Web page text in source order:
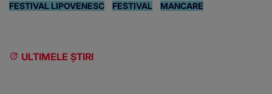
FESTIVAL LIPOVENESC
FESTIVAL MANCARE
ULTIMELE ȘTIRI